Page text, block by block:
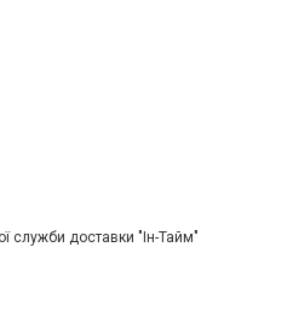
служби доставки "Ін-Тайм"